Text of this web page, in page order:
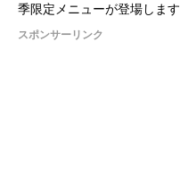
季限定メニューが登場します
スポンサーリンク